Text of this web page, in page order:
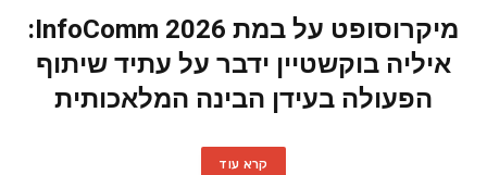
מיקרוסופט על במת InfoComm 2026:
איליה בוקשטיין ידבר על עתיד שיתוף
הפעולה בעידן הבינה המלאכותית
קרא עוד